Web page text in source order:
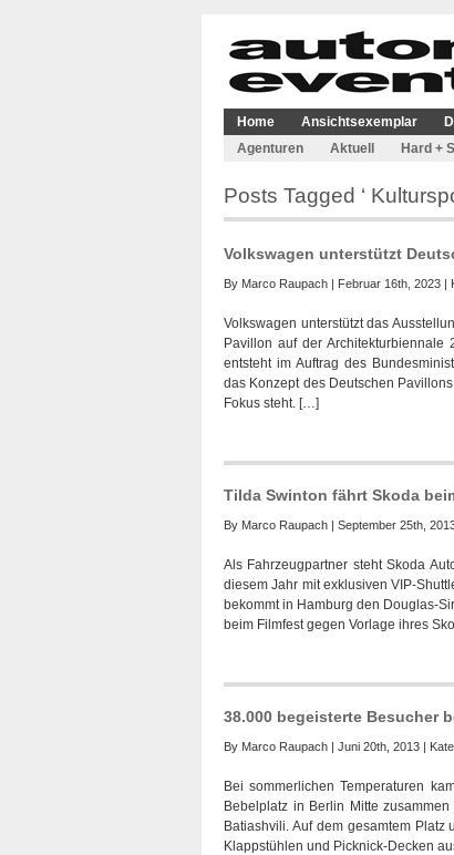
Home Ansichtsexemplar
Agenturen
Aktuell Hard +
Posts Tagged ‘
Volkswagen unterstützt
By Marco Raupach | Februar 16th, 2023 |
Volkswagen unterstützt das
Pavillon auf der
entsteht im Auftrag des
das Konzept des Deutschen
Fokus steht. […]
Tilda Swinton fährt Skoda
By Marco Raupach | September 25th,
Als Fahrzeugpartner steht Skoda
diesem Jahr mit exklusiven VIP-
bekommt in Hamburg den Douglas-
beim Filmfest gegen Vorlage ihres
38.000 begeisterte Besucher
By Marco Raupach | Juni 20th, 2013 |
Bei sommerlichen Temperaturen
Bebelplatz in Berlin Mitte
Batiashvili. Auf dem gesamtem
Klappstühlen und Picknick-Decken